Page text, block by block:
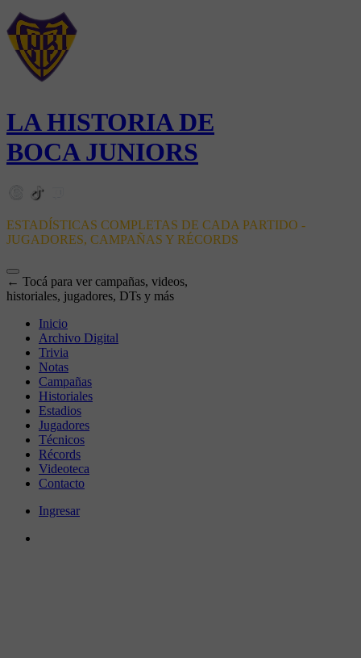
LA HISTORIA DE
BOCA JUNIORS
ESTADÍSTICAS COMPLETAS DE CADA PARTIDO -
JUGADORES, CAMPAÑAS Y RÉCORDS
← Tocá para ver campañas, videos,
historiales, jugadores, DTs y más
Inicio
Archivo Digital
Trivia
Notas
Campañas
Historiales
Estadios
Jugadores
Técnicos
Récords
Videoteca
Contacto
Ingresar